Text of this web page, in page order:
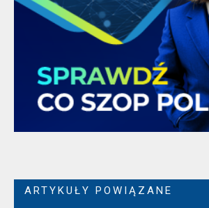
ARTYKUŁY POWIĄZANE